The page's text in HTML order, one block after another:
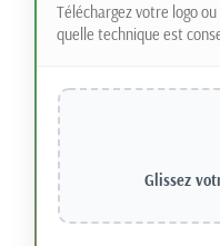
Téléchargez votre logo
quelle technique est
Glissez